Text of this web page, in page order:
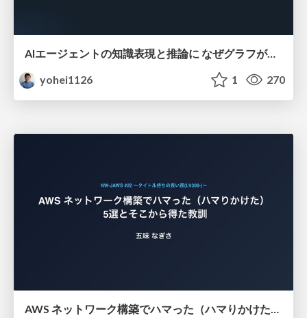
AIエージェントの知識表現と推論に なぜグラフが使われるのか - 記号的AIの復権とニューラルAIとの統合
yohei1126
1 270
AWS ネットワーク構築でハマった（ハマりかけた） 5選とそこから得た教訓